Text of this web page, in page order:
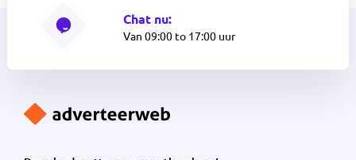
Chat nu:
Van 09:00 to 17:00 uur